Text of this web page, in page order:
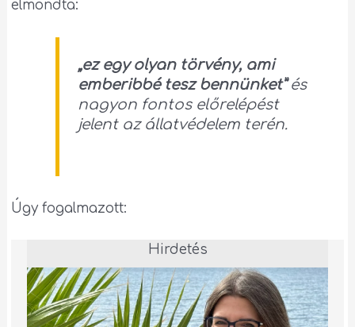
elmondta:
„ez egy olyan törvény, ami
emberibbé tesz bennünket”és
nagyon fontos előrelépést
jelent az állatvédelem terén.
Úgy fogalmazott:
Hirdetés